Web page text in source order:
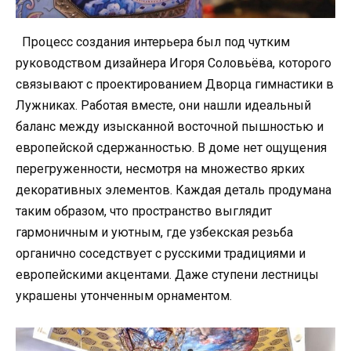
Процесс создания интерьера был под чутким
руководством дизайнера Игоря Соловьёва, которого
связывают с проектированием Дворца гимнастики в
Лужниках. Работая вместе, они нашли идеальный
баланс между изысканной восточной пышностью и
европейской сдержанностью. В доме нет ощущения
перегруженности, несмотря на множество ярких
декоративных элементов. Каждая деталь продумана
таким образом, что пространство выглядит
гармоничным и уютным, где узбекская резьба
органично соседствует с русскими традициями и
европейскими акцентами. Даже ступени лестницы
украшены утонченным орнаментом.